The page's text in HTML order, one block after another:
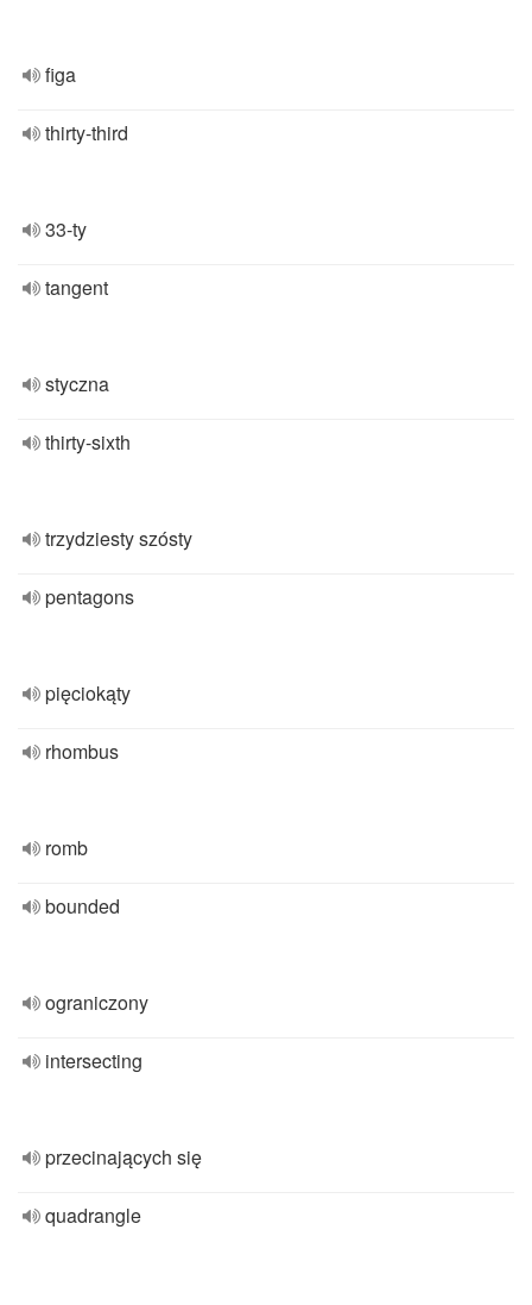
figa
thirty-third
33-ty
tangent
styczna
thirty-sixth
trzydziesty szósty
pentagons
pięciokąty
rhombus
romb
bounded
ograniczony
intersecting
przecinających się
quadrangle